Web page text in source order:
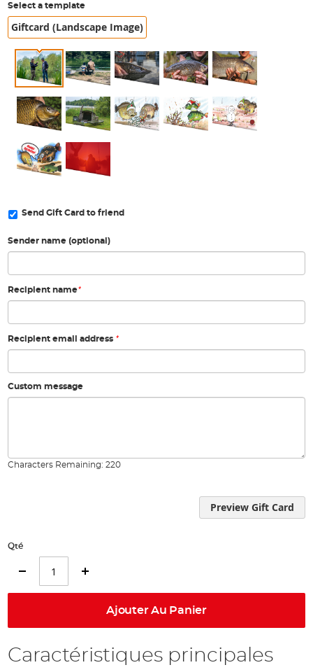
Select a template
Giftcard (Landscape Image)
Send Gift Card to friend
Sender name (optional)
Recipient name*
Recipient email address *
Custom message
Characters Remaining: 220
Preview Gift Card
Qté
Ajouter Au Panier
Caractéristiques principales